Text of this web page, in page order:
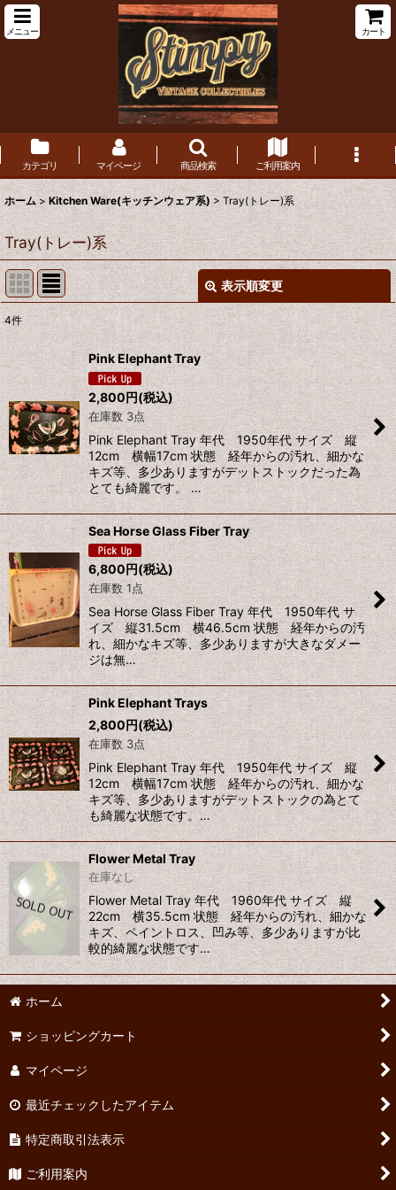
メニュー カート
カテゴリ マイページ 商品検索 ご利用案内
ホーム > Kitchen Ware(キッチンウェア系) > Tray(トレー)系
Tray(トレー)系
表示順変更
表示数:
在庫あり
並び順:
絞り込む
4件
Pink Elephant Tray
2,800円(税込)
在庫数 3点
Pink Elephant Tray 年代 1950年代 サイズ 縦
12cm 横幅17cm 状態 経年からの汚れ、細かな
キズ等、多少ありますがデットストックだった為
とても綺麗です。 …
Sea Horse Glass Fiber Tray
6,800円(税込)
在庫数 1点
Sea Horse Glass Fiber Tray 年代 1950年代 サ
イズ 縦31.5cm 横46.5cm 状態 経年からの汚
れ、細かなキズ等、多少ありますが大きなダメー
ジは無…
Pink Elephant Trays
2,800円(税込)
在庫数 3点
Pink Elephant Tray 年代 1950年代 サイズ 縦
12cm 横幅17cm 状態 経年からの汚れ、細かな
キズ等、多少ありますがデットストックの為とて
も綺麗な状態です。…
Flower Metal Tray
在庫なし
Flower Metal Tray 年代 1960年代 サイズ 縦
22cm 横35.5cm 状態 経年からの汚れ、細かな
キズ、ペイントロス、凹み等、多少ありますが比
較的綺麗な状態です…
ホーム
ショッピングカート
マイページ
最近チェックしたアイテム
特定商取引法表示
ご利用案内